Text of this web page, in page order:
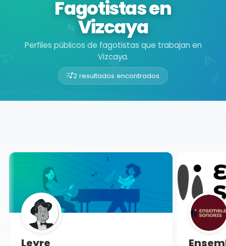
Fagotistas en
Vizcaya
Perfiles públicos de fagotistas que trabajan en
Vizcaya.
2 resultados encontrados
Buscador de músicos
Leyre